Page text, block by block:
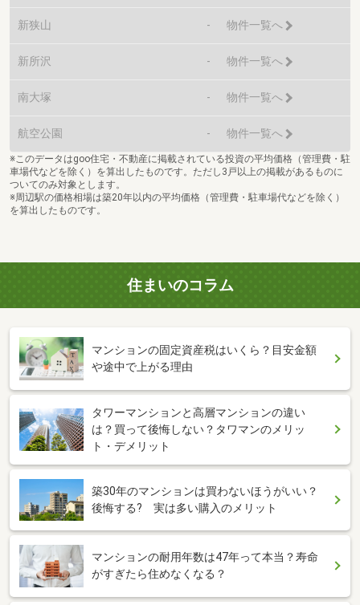
新狭山 - 物件一覧へ
新所沢 - 物件一覧へ
南大塚 - 物件一覧へ
航空公園 - 物件一覧へ
※このデータはgoo住宅・不動産に掲載されている投資の平均価格（管理費・駐
車場代などを除く）を算出したものです。ただし3戸以上の掲載があるものに
ついてのみ対象とします。
※周辺駅の価格相場は築20年以内の平均価格（管理費・駐車場代などを除く）
を算出したものです。
住まいのコラム
マンションの固定資産税はいくら？目安金額
や途中で上がる理由
タワーマンションと高層マンションの違い
は？買って後悔しない？タワマンのメリッ
ト・デメリット
築30年のマンションは買わないほうがいい？
後悔する? 実は多い購入のメリット
マンションの耐用年数は47年って本当？寿命
がすぎたら住めなくなる？